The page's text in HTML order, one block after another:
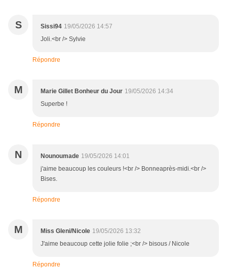
S Sissi94 19/05/2026 14:57
Joli.<br /> Sylvie
Répondre
M Marie Gillet Bonheur du Jour 19/05/2026 14:34
Superbe !
Répondre
N Nounoumade 19/05/2026 14:01
j'aime beaucoup les couleurs !<br /> Bonneaprès-midi.<br />
Bises.
Répondre
M Miss Gleni/Nicole 19/05/2026 13:32
J'aime beaucoup cette jolie folie ;<br /> bisous / Nicole
Répondre